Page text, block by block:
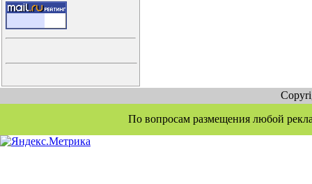
По вопросам размещения любой